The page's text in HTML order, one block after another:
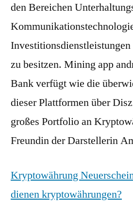
den Bereichen
zu besitzen. Mining app
Bank verfügt wie die
dieser Plattformen über
großes Portfolio an
Freundin der Darstellerin
Kryptowährung
dienen kryptowährungen?